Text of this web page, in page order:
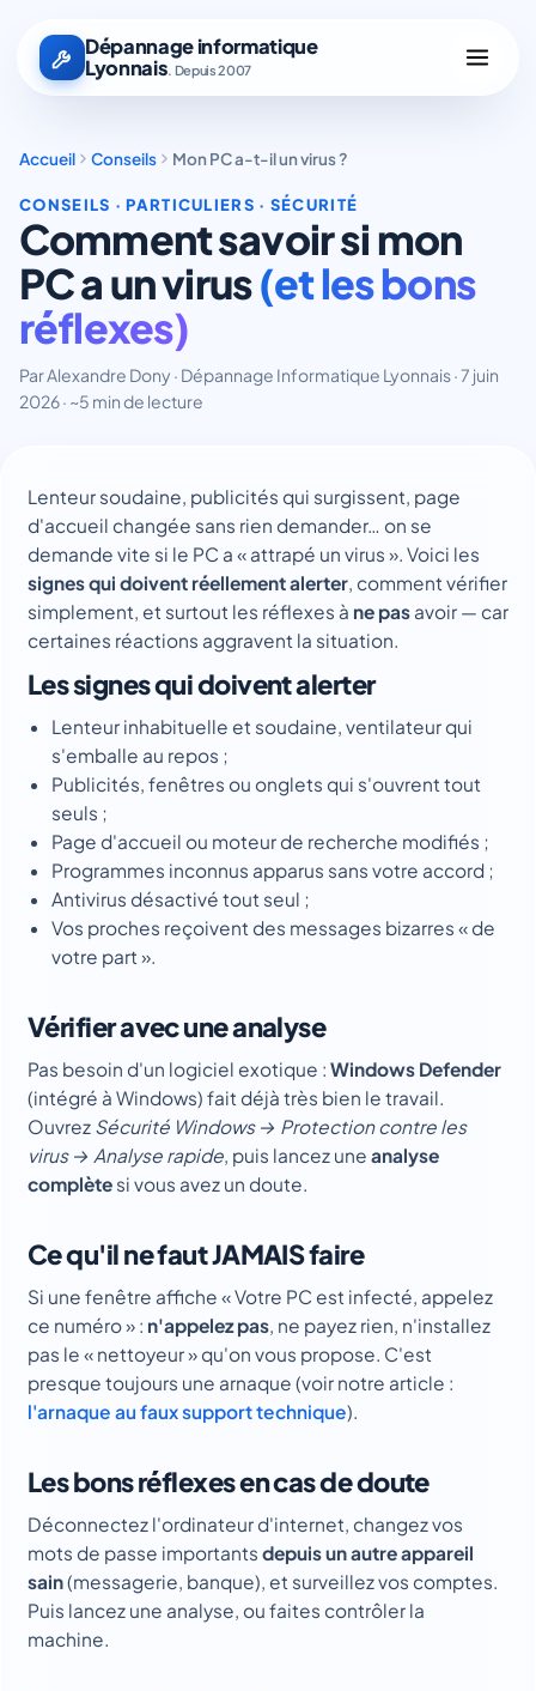
Dépannage informatique
Lyonnais. Depuis 2007
Accueil Conseils Mon PC a-t-il un virus ?
CONSEILS · PARTICULIERS · SÉCURITÉ
Comment savoir si mon
PC a un virus(et les bons
réflexes)
Par Alexandre Dony · Dépannage Informatique Lyonnais · 7 juin
2026 · ~5 min de lecture
Lenteur soudaine, publicités qui surgissent, page
d'accueil changée sans rien demander… on se
demande vite si le PC a « attrapé un virus ». Voici les
signes qui doivent réellement alerter, comment vérifier
simplement, et surtout les réflexes à ne pas avoir — car
certaines réactions aggravent la situation.
Les signes qui doivent alerter
Lenteur inhabituelle et soudaine, ventilateur qui
s'emballe au repos ;
Publicités, fenêtres ou onglets qui s'ouvrent tout
seuls ;
Page d'accueil ou moteur de recherche modifiés ;
Programmes inconnus apparus sans votre accord ;
Antivirus désactivé tout seul ;
Vos proches reçoivent des messages bizarres « de
votre part ».
Vérifier avec une analyse
Pas besoin d'un logiciel exotique : Windows Defender
(intégré à Windows) fait déjà très bien le travail.
Ouvrez Sécurité Windows → Protection contre les
virus → Analyse rapide, puis lancez une analyse
complète si vous avez un doute.
Ce qu'il ne faut JAMAIS faire
Si une fenêtre affiche « Votre PC est infecté, appelez
ce numéro » : n'appelez pas, ne payez rien, n'installez
pas le « nettoyeur » qu'on vous propose. C'est
presque toujours une arnaque (voir notre article :
l'arnaque au faux support technique).
Les bons réflexes en cas de doute
Déconnectez l'ordinateur d'internet, changez vos
mots de passe importants depuis un autre appareil
sain(messagerie, banque), et surveillez vos comptes.
Puis lancez une analyse, ou faites contrôler la
machine.